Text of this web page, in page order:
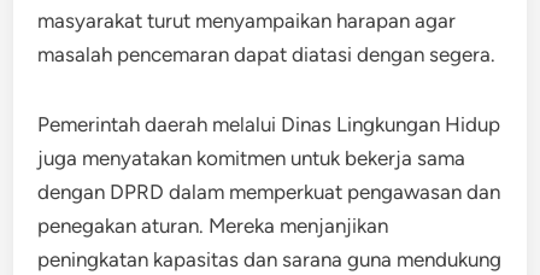
masyarakat turut menyampaikan harapan agar
masalah pencemaran dapat diatasi dengan segera.
Pemerintah daerah melalui Dinas Lingkungan Hidup
juga menyatakan komitmen untuk bekerja sama
dengan DPRD dalam memperkuat pengawasan dan
penegakan aturan. Mereka menjanjikan
peningkatan kapasitas dan sarana guna mendukung